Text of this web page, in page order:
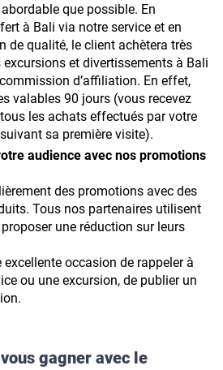
que possible. En
à Bali via notre service et en
de qualité, le client achètera très
excursions et divertissements à Bali
d’affiliation. En effet,
valables 90 jours (vous recevez
les achats effectués par votre
sa première visite).
audience avec nos promotions
des promotions avec des
Tous nos partenaires utilisent
une réduction sur leurs
occasion de rappeler à
ou une excursion, de publier un
gagner avec le